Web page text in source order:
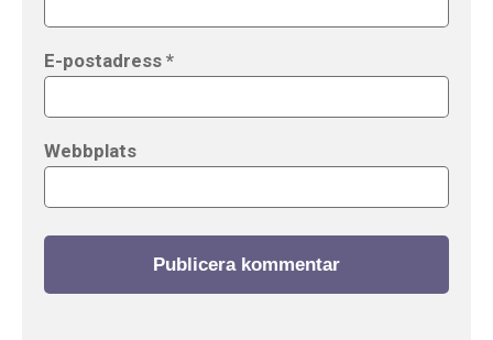
E-postadress *
Webbplats